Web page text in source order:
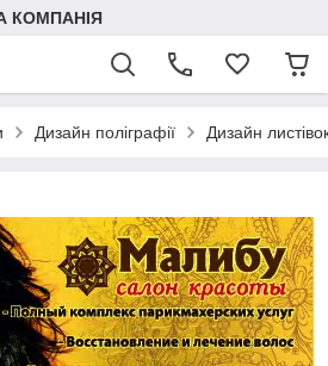
КОМПАНІЯ
Дизайн поліграфії Дизайн